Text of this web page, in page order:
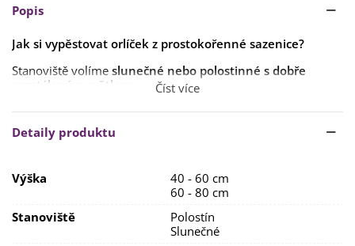
Popis
Jak si vypěstovat orlíček z prostokořenné sazenice?
Stanoviště volíme slunečné nebo polostinné s dobře
rozptýleným světlem
Pokud je půda, do které jsou sazenice orlíčků vysazeny,
dobře zásobená živinami, není nutné rostliny dále
přihnojovat. V opačném případě se doporučuje pravidelné
bohatá a pravidelná
se
půda udržovala neustále vlhká.
Číst více
Detaily produktu
Výška
40 - 60 cm
60 - 80 cm
Stanoviště
Polostín
Slunečné